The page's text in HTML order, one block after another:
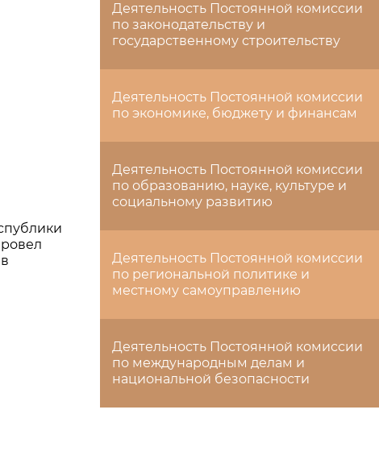
Деятельность Постоянной комиссии
по законодательству и
государственному строительству
Деятельность Постоянной комиссии
по экономике, бюджету и финансам
Деятельность Постоянной комиссии
по образованию, науке, культуре и
социальному развитию
Деятельность Постоянной комиссии
по региональной политике и
местному самоуправлению
Деятельность Постоянной комиссии
по международным делам и
национальной безопасности